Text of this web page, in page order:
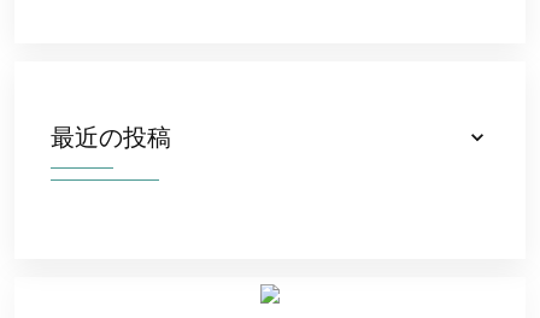
最近の投稿